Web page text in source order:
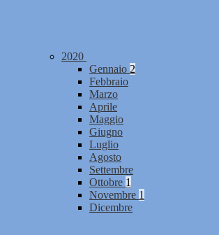
2020
Gennaio 2
Febbraio
Marzo
Aprile
Maggio
Giugno
Luglio
Agosto
Settembre
Ottobre 1
Novembre 1
Dicembre